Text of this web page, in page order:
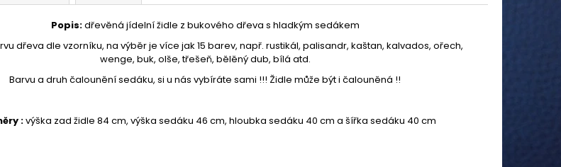
Popis:dřevěná jídelní židle z bukového dřeva s hladkým sedákem
dřeva dle vzorníku, na výběr je více jak 15 barev, např. rustikál, palisandr, kaštan, kalvados, ořech,
wenge, buk, olše, třešeň, bělěný dub, bílá atd.
Barvu a druh čalounění sedáku, si u nás vybíráte sami !!! Židle může být i čalouněná !!
:výška zad židle 84 cm, výška sedáku 46 cm, hloubka sedáku 40 cm a šířka sedáku 40 cm